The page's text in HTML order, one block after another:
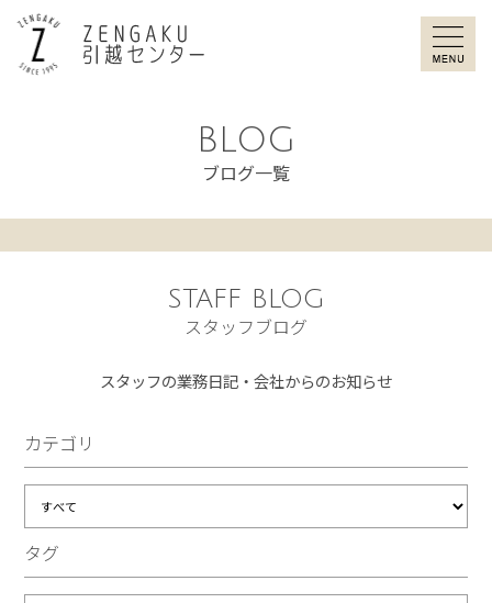
ZENGAKU引
BLOG
ブログ一覧
STAFF BLOG
スタッフブログ
スタッフの業務日記・会社からのお知らせ
カテゴリ
タグ